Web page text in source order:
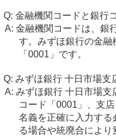
金融機関コードと銀行
金融機関コードは、銀
す。みずほ銀行の金融
「0001」です。
みずほ銀行 十日市場支
みずほ銀行 十日市場支
コード「0001」、支
名義を正確に入力する
る場合や統廃合により